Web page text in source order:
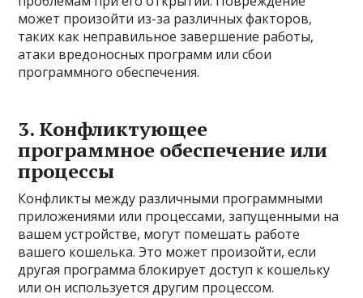
может произойти из-за различных факторов,
таких как неправильное завершение работы,
атаки вредоносных программ или сбои
программного обеспечения.
3. Конфликтующее
программное обеспечение или
процессы
Конфликты между различными программными
приложениями или процессами, запущенными на
вашем устройстве, могут помешать работе
вашего кошелька. Это может произойти, если
другая программа блокирует доступ к кошельку
или он используется другим процессом.